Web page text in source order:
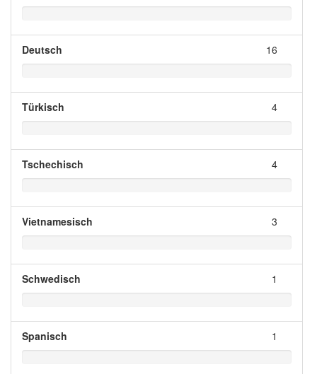
Deutsch 16
Türkisch 4
Tschechisch 4
Vietnamesisch 3
Schwedisch 1
Spanisch 1